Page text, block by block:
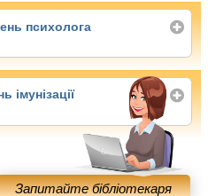
психолога
імунізації